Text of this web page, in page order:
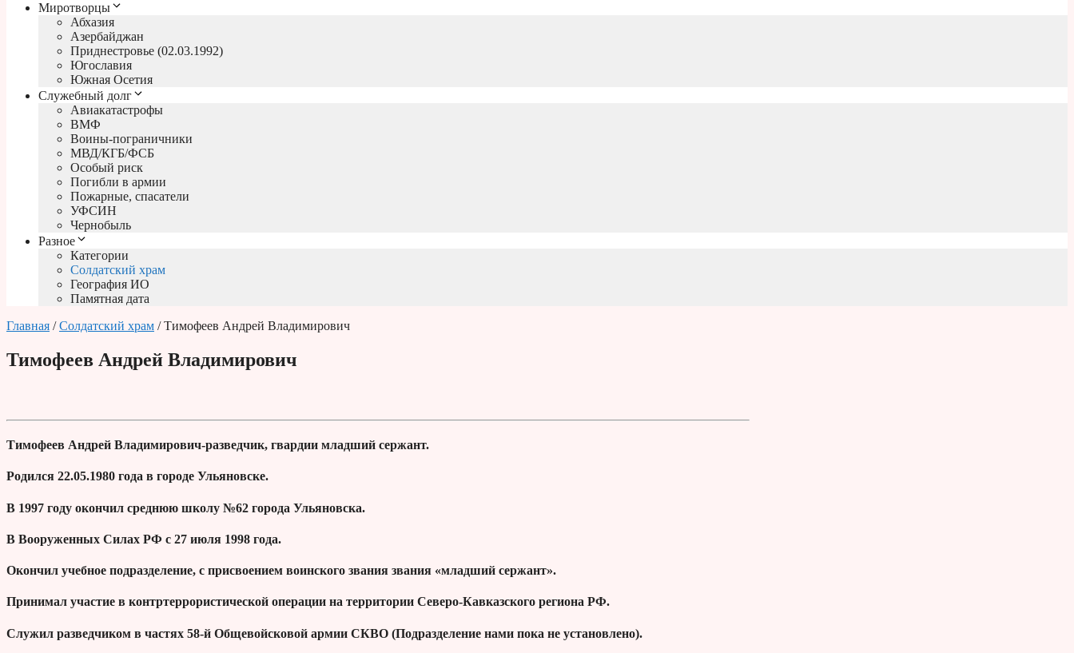
Миротворцы
Абхазия
Азербайджан
Приднестровье (02.03.1992)
Югославия
Южная Осетия
Служебный долг
Авиакатастрофы
ВМФ
Воины-пограничники
МВД/КГБ/ФСБ
Особый риск
Погибли в армии
Пожарные, спасатели
УФСИН
Чернобыль
Разное
Категории
Солдатский храм
География ИО
Памятная дата
Главная /Солдатский храм / Тимофеев Андрей Владимирович
Тимофеев Андрей Владимирович
Тимофеев Андрей Владимирович-разведчик, гвардии младший сержант.
Родился 22.05.1980 года в городе Ульяновске.
В 1997 году окончил среднюю школу №62 города Ульяновска.
В Вооруженных Силах РФ с 27 июля 1998 года.
Окончил учебное подразделение, с присвоением воинского звания звания «младший сержант».
Принимал участие в контртеррористической операции на территории Северо-Кавказского региона РФ.
Служил разведчиком в частях 58-й Общевойсковой армии СКВО (Подразделение нами пока не установлено).